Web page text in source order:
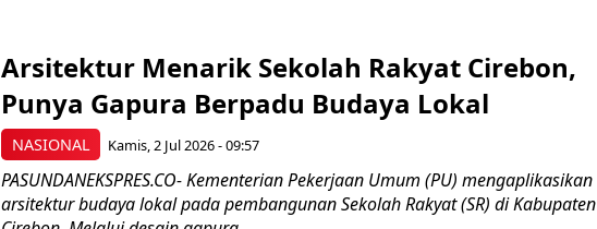
NASIONAL
Arsitektur Menarik Sekolah Rakyat Cirebon,
Punya Gapura Berpadu Budaya Lokal
Kamis, 2 Jul 2026 - 09:57
PASUNDANEKSPRES.CO- Kementerian Pekerjaan Umum (PU) mengaplikasikan
arsitektur budaya lokal pada pembangunan Sekolah Rakyat (SR) di Kabupaten